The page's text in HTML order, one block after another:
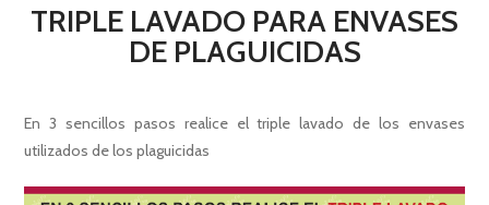
TRIPLE LAVADO PARA ENVASES
DE PLAGUICIDAS
En 3 sencillos pasos realice el triple lavado de los envases
utilizados de los plaguicidas